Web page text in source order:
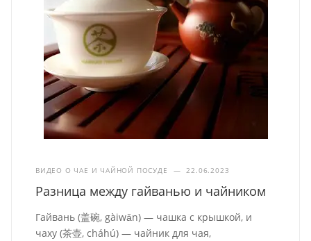
ВИДЕО О ЧАЕ И ЧАЙНОЙ ПОСУДЕ — 22.06.2023
Разница между гайванью и чайником
Гайвань (盖碗, gàiwǎn) — чашка с крышкой, и
чаху (茶壶, cháhú) — чайник для чая,